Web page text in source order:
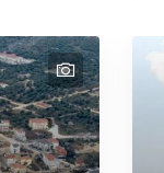
text